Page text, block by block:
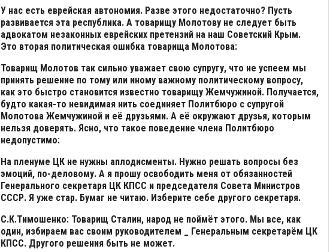
У нас есть еврейская автономия. Разве этого недостаточно? Пусть
развивается эта республика. А товарищу Молотову не следует быть
адвокатом незаконных еврейских претензий на наш Советский Крым.
Это вторая политическая ошибка товарища Молотова:
Товарищ Молотов так сильно уважает свою супругу, что не успеем мы
принять решение по тому или иному важному политическому вопросу,
как это быстро становится известно товарищу Жемчужиной. Получается,
будто какая-то невидимая нить соединяет Политбюро с супругой
Молотова Жемчужиной и её друзьями. А её окружают друзья, которым
нельзя доверять. Ясно, что такое поведение члена Политбюро
недопустимо:
На пленуме ЦК не нужны аплодисменты. Нужно решать вопросы без
эмоций, по-деловому. А я прошу освободить меня от обязанностей
Генерального секретаря ЦК КПСС и председателя Совета Министров
СССР. Я уже стар. Бумаг не читаю. Изберите себе другого секретаря.
С.К.Тимошенко: Товарищ Сталин, народ не поймёт этого. Мы все, как
один, избираем вас своим руководителем _ Генеральным секретарём ЦК
КПСС. Другого решения быть не может.